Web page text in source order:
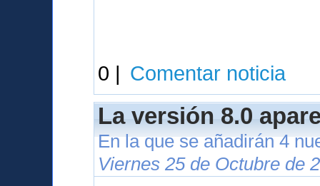
0 | Comentar noticia
La versión 8.0
En la que se añadirán 4
Viernes 25 de Octubre de